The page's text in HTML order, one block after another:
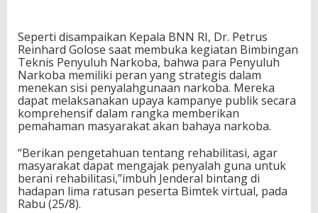
Seperti disampaikan Kepala BNN RI, Dr. Petrus
Reinhard Golose saat membuka kegiatan Bimbingan
Teknis Penyuluh Narkoba, bahwa para Penyuluh
Narkoba memiliki peran yang strategis dalam
menekan sisi penyalahgunaan narkoba. Mereka
dapat melaksanakan upaya kampanye publik secara
komprehensif dalam rangka memberikan
pemahaman masyarakat akan bahaya narkoba.
“Berikan pengetahuan tentang rehabilitasi, agar
masyarakat dapat mengajak penyalah guna untuk
berani rehabilitasi,”imbuh Jenderal bintang di
hadapan lima ratusan peserta Bimtek virtual, pada
Rabu (25/8).